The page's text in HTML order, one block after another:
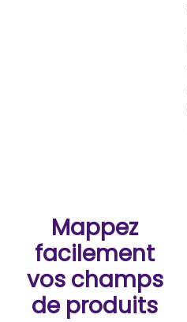
Mappez
facilement
vos champs
de produits